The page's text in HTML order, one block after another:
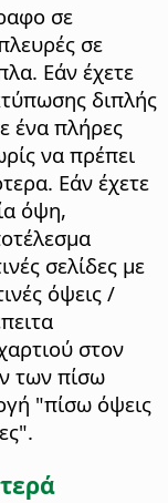
σε
σε
Εάν έχετε
διπλής
ένα πλήρες
να πρέπει
Εάν έχετε
όψη,
σελίδες με
όψεις /
στον
των πίσω
"πίσω όψεις